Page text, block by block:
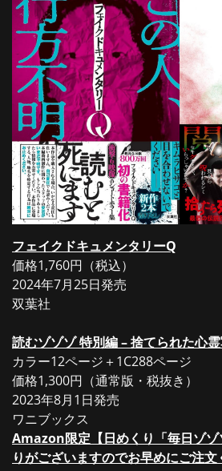
フェイクドキュメンタリーQ
価格1,760円（税込）
2024年7月25日発売
双葉社
読むゾゾゾ 特別編 – 捨てられた心
カラー12ページ＋1C288ページ
価格1,300円（通常版・税抜き）
2023年8月1日発売
ワニブックス
Amazon限定【日めくり「毎日ゾ
りがございますのでお早めにご注文